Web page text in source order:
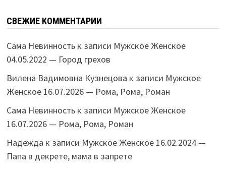
СВЕЖИЕ КОММЕНТАРИИ
Сама Невинностьк записи Мужское Женское
04.05.2022 — Город грехов
Вилена Вадимовна Кузнецова к записи Мужское
Женское 16.07.2026 — Рома, Рома, Роман
Сама Невинностьк записи Мужское Женское
16.07.2026 — Рома, Рома, Роман
Надежда к записи Мужское Женское 16.02.2024 —
Папа в декрете, мама в запрете